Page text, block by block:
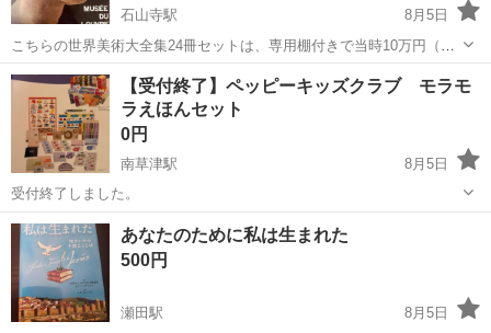
石山寺駅
8月5日
こちらの世界美術大全集24冊セットは、専用棚付きで当時10万円（現
在価値30～40万円相当）の豪華本 ❗️ 函付き・専用棚付き・昭和40年
代発行・長期保管品のため経年によるヤケやシミ、スレは多少は見ら
れますが、年代を考慮す...
滋賀 大津市 石山寺駅
【受付終了】ペッピーキッズクラブ モラモ
ラえほんセット
0円
南草津駅
8月5日
受付終了しました。
滋賀 草津市 南草津駅 語学、辞書 モラモラ
あなたのために私は生まれた
500円
瀬田駅
8月5日